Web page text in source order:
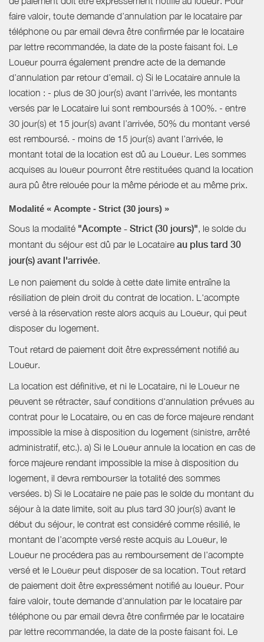
faire valoir, toute demande d’annulation par le locataire par
téléphone ou par email devra être confirmée par le locataire
par lettre recommandée, la date de la poste faisant foi. Le
Loueur pourra également prendre acte de la demande
d’annulation par retour d’email. c) Si le Locataire annule la
location : - plus de 30 jour(s) avant l’arrivée, les montants
versés par le Locataire lui sont remboursés à 100%. - entre
30 jour(s) et 15 jour(s) avant l’arrivée, 50% du montant versé
est remboursé. - moins de 15 jour(s) avant l’arrivée, le
montant total de la location est dû au Loueur. Les sommes
acquises au loueur pourront être restituées quand la location
aura pû être relouée pour la même période et au même prix.
Modalité « Acompte - Strict (30 jours) »
Sous la modalité "Acompte - Strict (30 jours)", le solde du
montant du séjour est dû par le Locataire au plus tard 30
jour(s) avant l'arrivée.
Le non paiement du solde à cette date limite entraîne la
résiliation de plein droit du contrat de location. L'acompte
versé à la réservation reste alors acquis au Loueur, qui peut
disposer du logement.
Tout retard de paiement doit être expressément notifié au
Loueur.
La location est définitive, et ni le Locataire, ni le Loueur ne
peuvent se rétracter, sauf conditions d'annulation prévues au
contrat pour le Locataire, ou en cas de force majeure rendant
impossible la mise à disposition du logement (sinistre, arrêté
administratif, etc.). a) Si le Loueur annule la location en cas de
force majeure rendant impossible la mise à disposition du
logement, il devra rembourser la totalité des sommes
versées. b) Si le Locataire ne paie pas le solde du montant du
séjour à la date limite, soit au plus tard 30 jour(s) avant le
début du séjour, le contrat est considéré comme résilié, le
montant de l’acompte versé reste acquis au Loueur, le
Loueur ne procédera pas au remboursement de l’acompte
versé et le Loueur peut disposer de sa location. Tout retard
de paiement doit être expressément notifié au loueur. Pour
faire valoir, toute demande d’annulation par le locataire par
téléphone ou par email devra être confirmée par le locataire
par lettre recommandée, la date de la poste faisant foi. Le